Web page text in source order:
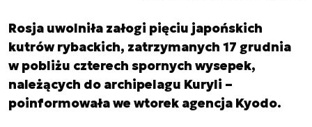
Rosja uwolniła załogi pięciu japońskich
kutrów rybackich, zatrzymanych 17 grudnia
w pobliżu czterech spornych wysepek,
należących do archipelagu Kuryli –
poinformowała we wtorek agencja Kyodo.